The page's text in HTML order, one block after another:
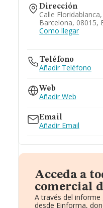
Dirección
Calle
Barcelona, 08015,
Como llegar
Teléfono
Añadir Teléfono
Web
Añadir Web
Email
Añadir Email
Acceda a
comercial
A través del
desde Einforma,